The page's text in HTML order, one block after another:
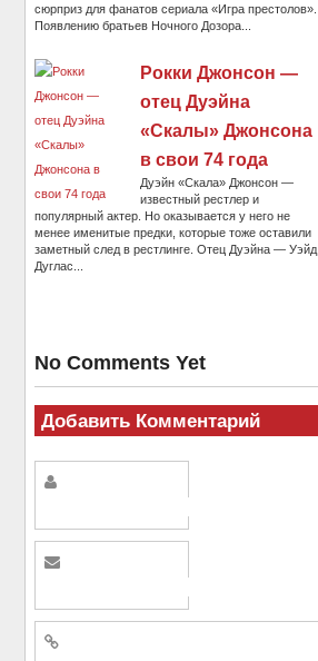
сюрприз для фанатов сериала «Игра престолов».
Появлению братьев Ночного Дозора...
Рокки Джонсон —
отец Дуэйна
«Скалы» Джонсона
в свои 74 года
Дуэйн «Скала» Джонсон —
известный рестлер и
популярный актер. Но оказывается у него не
менее именитые предки, которые тоже оставили
заметный след в рестлинге. Отец Дуэйна — Уэйд
Дуглас...
No Comments Yet
Добавить Комментарий